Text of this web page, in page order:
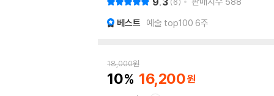
베스트 예술 top100 6주
18,000원
10 16,200